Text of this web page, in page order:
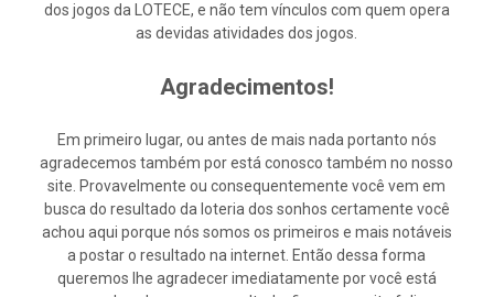
dos jogos da LOTECE, e não tem vínculos com quem opera
as devidas atividades dos jogos.
Agradecimentos!
Em primeiro lugar, ou antes de mais nada portanto nós
agradecemos também por está conosco também no nosso
site. Provavelmente ou consequentemente você vem em
busca do resultado da loteria dos sonhos certamente você
achou aqui porque nós somos os primeiros e mais notáveis
a postar o resultado na internet. Então dessa forma
queremos lhe agradecer imediatamente por você está